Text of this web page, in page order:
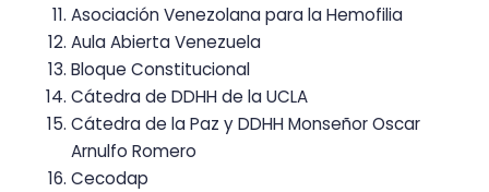
Asociación Venezolana para la Hemofilia
Aula Abierta Venezuela
Bloque Constitucional
Cátedra de DDHH de la UCLA
Cátedra de la Paz y DDHH Monseñor Oscar
Arnulfo Romero
Cecodap